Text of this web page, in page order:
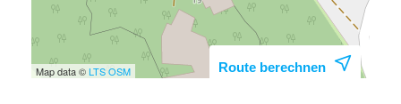
Map data ©LTSOSM Route berechnen